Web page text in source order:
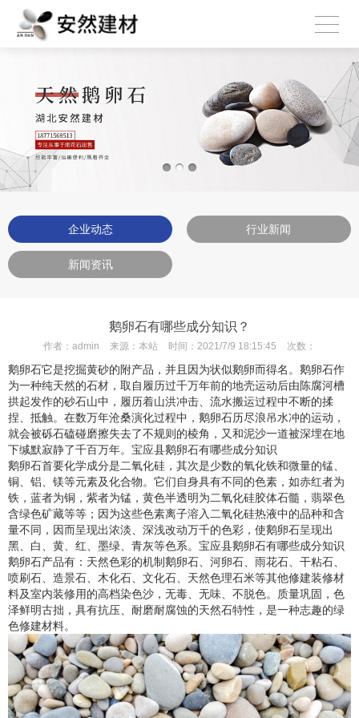
企业动态 行业新闻
新闻资讯
鹅卵石有哪些成分知识？
作者： admin 来源： 本站 时间： 2021/7/9 18:15:45 次数：
鹅卵石它是挖掘黄砂的附产品，并且因为状似鹅卵而得名。鹅卵石作
为一种纯天然的石材，取自履历过千万年前的地壳运动后由陈腐河槽
拱起发作的砂石山中，履历着山洪冲击、流水搬运过程中不断的揉
捏、抵触。在数万年沧桑演化过程中，鹅卵石历尽浪吊水冲的运动，
就会被砾石磕碰磨擦失去了不规则的棱角，又和泥沙一道被深埋在地
下缄默寂静了千百万年。宝应县鹅卵石有哪些成分知识
鹅卵石首要化学成分是二氧化硅，其次是少数的氧化铁和微量的锰、
铜、铝、镁等元素及化合物。它们自身具有不同的色素，如赤红者为
铁，蓝者为铜，紫者为锰，黄色半透明为二氧化硅胶体石髓，翡翠色
含绿色矿藏等等；因为这些色素离子溶入二氧化硅热液中的品种和含
量不同，因而呈现出浓淡、深浅改动万千的色彩，使鹅卵石呈现出
黑、白、黄、红、墨绿、青灰等色系。宝应县鹅卵石有哪些成分知识
鹅卵石产品有：天然色彩的机制鹅卵石、河卵石、雨花石、干粘石、
喷刷石、造景石、木化石、文化石、天然色理石米等其他修建装修材
料及室内装修用的高档染色沙，无毒、无味、不脱色。质量巩固，色
泽鲜明古拙，具有抗压、耐磨耐腐蚀的天然石特性，是一种志趣的绿
色修建材料。